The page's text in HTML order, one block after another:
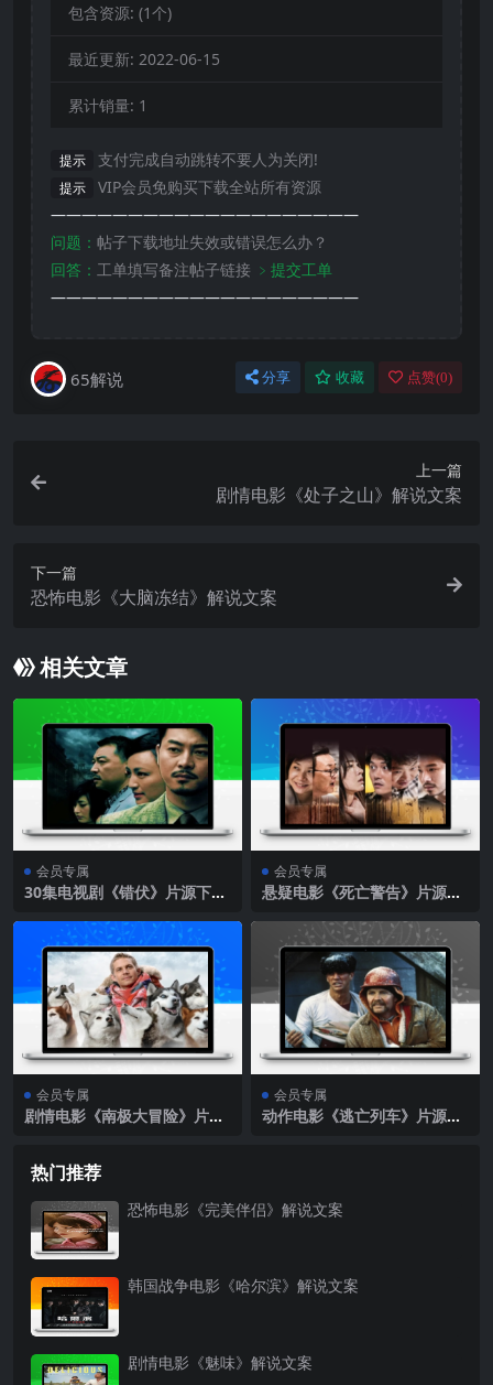
包含资源: (1个)
最近更新: 2022-06-15
累计销量: 1
提示 支付完成自动跳转不要人为关闭!
提示
VIP会员免购买下载全站所有资源
————————————————————
问题： 帖子下载地址失效或错误怎么办？
回答： 工单填写备注帖子链接 ﹥提交工单
————————————————————
65解说 分享 收藏 点赞(0)
上一篇
剧情电影《处子之山》解说文案
下一篇
恐怖电影《大脑冻结》解说文案
相关文章
会员专属
30集电视剧《错伏》片源下载
会员专属
悬疑电影《死亡警告》片源下
会员专属
剧情电影《南极大冒险》片源
会员专属
动作电影《逃亡列车》片源下
热门推荐
恐怖电影《完美伴侣》解说文案
韩国战争电影《哈尔滨》解说文案
剧情电影《魅味》解说文案